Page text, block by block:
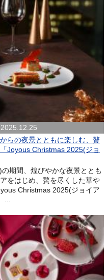
らの夜景とともに楽しむ、贅
Joyous Christmas 2025(ジョ
期間、煌びやかな夜景ととも
をはじめ、贅を尽くした華や
Christmas 2025(ジョイア